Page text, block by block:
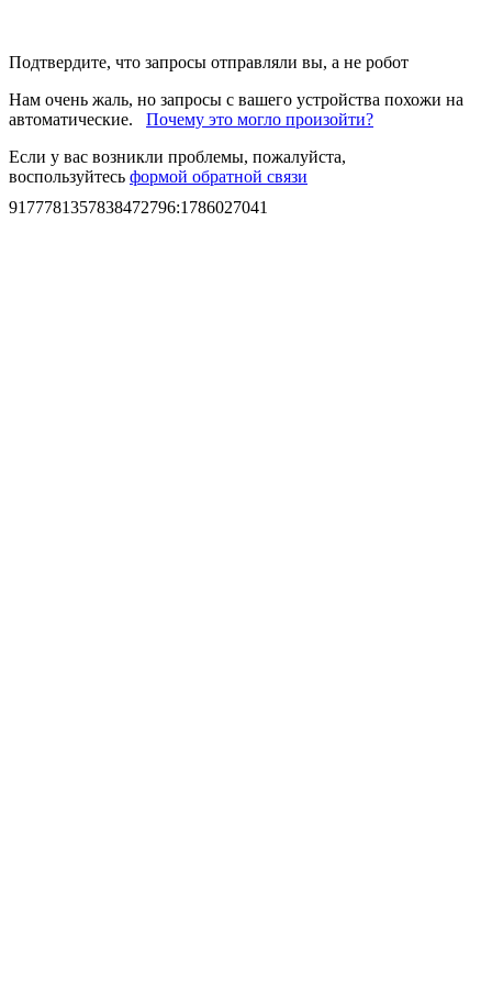
Подтвердите, что запросы отправляли вы, а не робот
Нам очень жаль, но запросы с вашего устройства похожи на
автоматические. Почему это могло произойти?
Если у вас возникли проблемы, пожалуйста,
воспользуйтесь формой обратной связи
9177781357838472796:1786027041